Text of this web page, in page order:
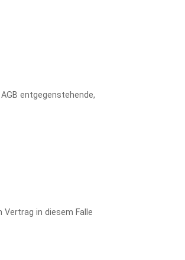
entgegenstehende,
in diesem Falle